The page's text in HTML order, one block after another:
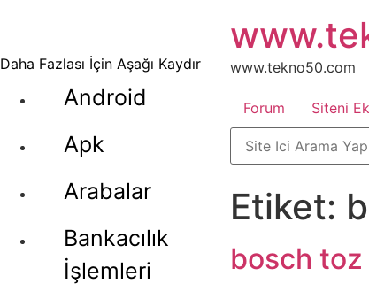
Daha Fazlası İçin Aşağı Kaydır
Android
Apk
Arabalar
Bankacılık
İşlemleri
atla
www.tekno50.com
Forum Siteni
Etiket:
bosch